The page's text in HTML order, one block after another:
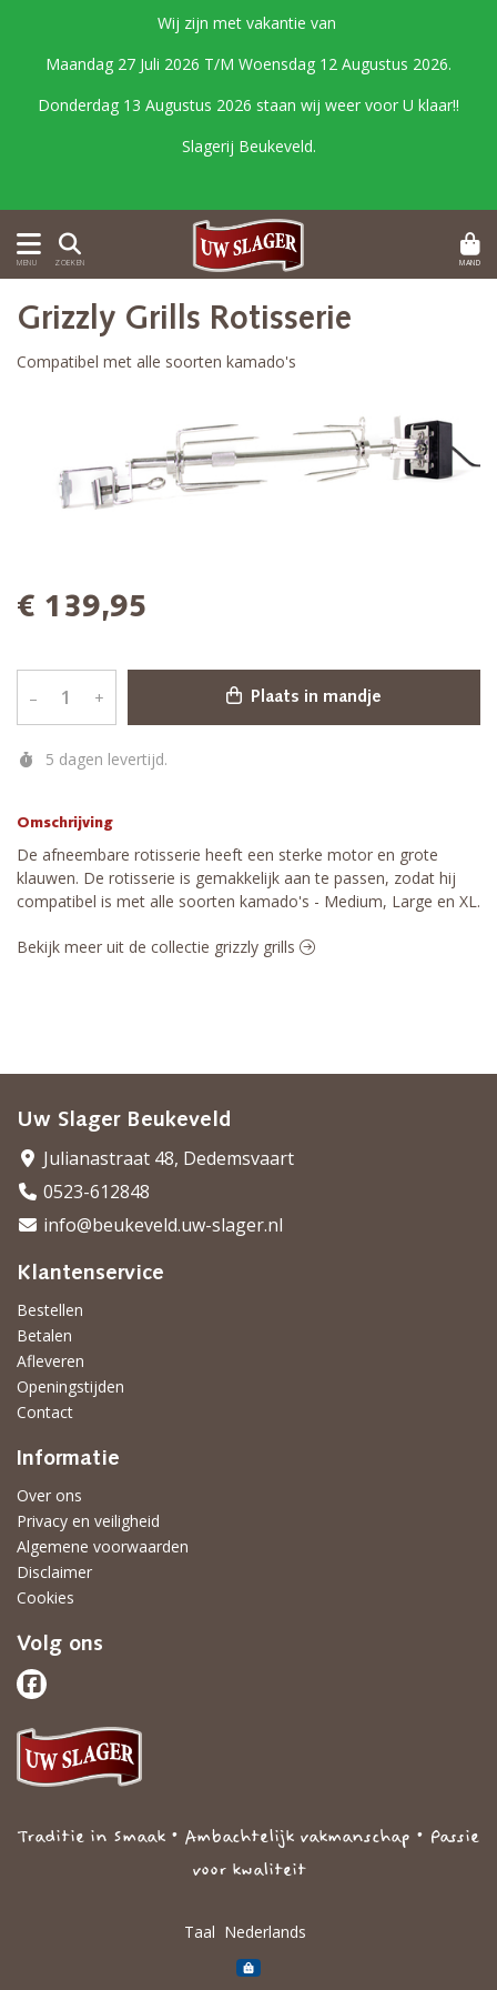
Wij zijn met vakantie van
Maandag 27 Juli 2026 T/M Woensdag 12 Augustus 2026.
Donderdag 13 Augustus 2026 staan wij weer voor U klaar!!
Slagerij Beukeveld.
MENU ZOEKEN MAND
Omschrijving
De afneembare rotisserie heeft een sterke motor en grote
klauwen. De rotisserie is gemakkelijk aan te passen, zodat hij
compatibel is met alle soorten kamado's - Medium, Large en XL.
Grizzly Grills Rotisserie
Compatibel met alle soorten kamado's
€ 139,95
– + Plaats in mandje
5 dagen levertijd.
Bekijk meer uit de collectie grizzly grills
Uw Slager Beukeveld
Julianastraat 48, Dedemsvaart
0523-612848
info@beukeveld.uw-slager.nl
Klantenservice
Bestellen
Betalen
Afleveren
Openingstijden
Contact
Informatie
Over ons
Privacy en veiligheid
Algemene voorwaarden
Disclaimer
Cookies
Volg ons
Traditie in Smaak • Ambachtelijk vakmanschap • Passie
voor kwaliteit
Taal